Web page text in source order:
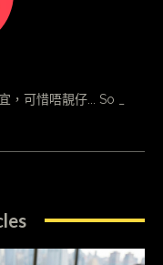
可惜唔靚仔... So _